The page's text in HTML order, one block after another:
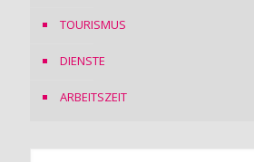
TOURISMUS
DIENSTE
ARBEITSZEIT